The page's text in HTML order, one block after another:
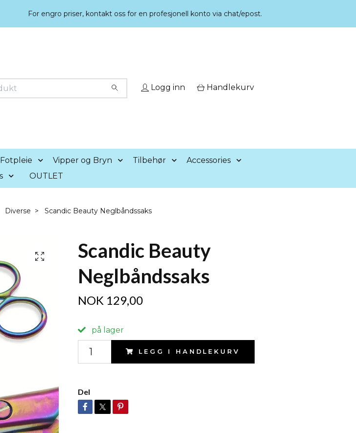
For engro priser, kontakt oss for en profesjonell konto via chat/epost.
Logg inn Handlekurv
Fotpleie Vipper og Bryn Tilbehør
Accessories
OUTLET
Diverse Scandic Beauty Neglbåndssaks
Scandic Beauty
Neglbåndssaks
NOK 129,00
på lager
LEGG I HANDLEKURV
Del